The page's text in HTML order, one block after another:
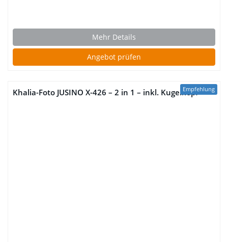
Mehr Details
Angebot prüfen
Empfehlung
Khalia-Foto JUSINO X-426 – 2 in 1 – inkl. Kugelkopf